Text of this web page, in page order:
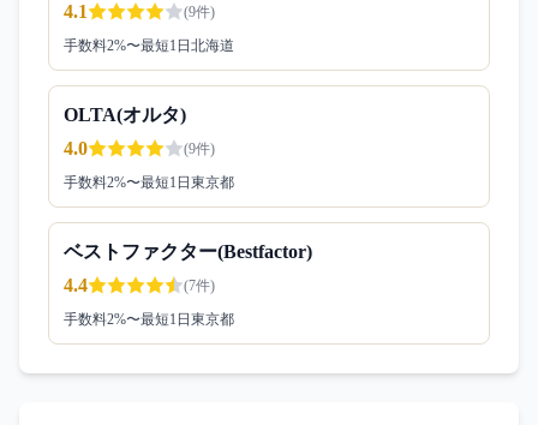
4.1
(9件)
手数料2%〜最短1日 北海道
OLTA(オルタ)
4.0
(9件)
手数料2%〜最短1日 東京都
ベストファクター(Bestfactor)
4.4
(7件)
手数料2%〜最短1日 東京都